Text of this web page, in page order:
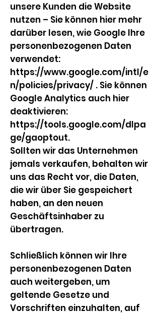
unsere Kunden die Website
nutzen – Sie können hier mehr
darüber lesen, wie Google Ihre
personenbezogenen Daten
verwendet:
https://www.google.com/intl/e
n/policies/privacy/ . Sie können
Google Analytics auch hier
deaktivieren:
https://tools.google.com/dlpa
ge/gaoptout.
Sollten wir das Unternehmen
jemals verkaufen, behalten wir
uns das Recht vor, die Daten,
die wir über Sie gespeichert
haben, an den neuen
Geschäftsinhaber zu
übertragen.
Schließlich können wir Ihre
personenbezogenen Daten
auch weitergeben, um
geltende Gesetze und
Vorschriften einzuhalten, auf